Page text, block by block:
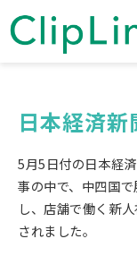
日本経済
5月5日付の日本経
事の中で、中四国
し、店舗で働く新
されました。